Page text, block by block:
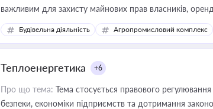
важливим для захисту майнових прав власників,
ресурсами
Будівельна діяльність Агропромисловий комплекс
Теплоенергетика +6
Про що тема: Тема стосується правового
безпеки, економіки підприємств та дотримання